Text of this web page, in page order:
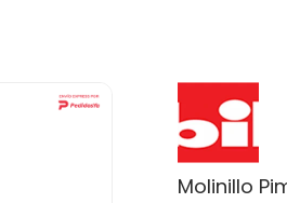
Molinillo